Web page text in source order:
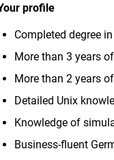
profile
Completed degree
More than 3 years
More than 2 years
Detailed Unix
Knowledge of
Business-fluent